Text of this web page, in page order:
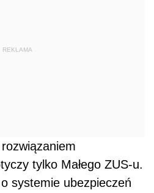
REKLAMA
tylko Małego ZUS-u.
systemie ubezpieczeń